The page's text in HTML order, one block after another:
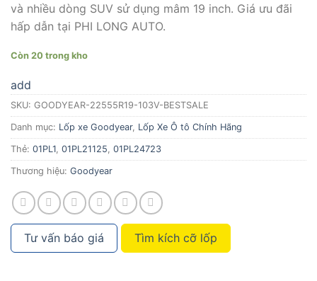
và nhiều dòng SUV sử dụng mâm 19 inch. Giá ưu đãi
hấp dẫn tại PHI LONG AUTO.
Còn 20 trong kho
add
SKU: GOODYEAR-22555R19-103V-BESTSALE
Danh mục: Lốp xe Goodyear, Lốp Xe Ô tô Chính Hãng
Thẻ: 01PL1, 01PL21125, 01PL24723
Thương hiệu: Goodyear
Tư vấn báo giá Tìm kích cỡ lốp